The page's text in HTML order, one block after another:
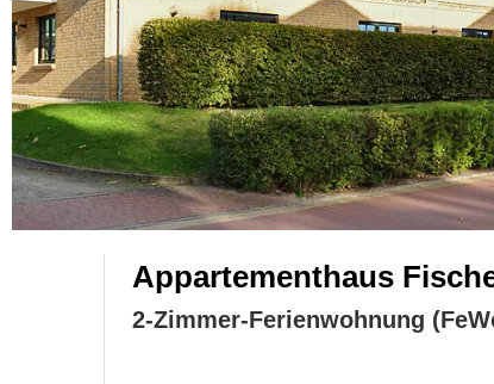
Appartementhaus
2-Zimmer-Ferienwohnung